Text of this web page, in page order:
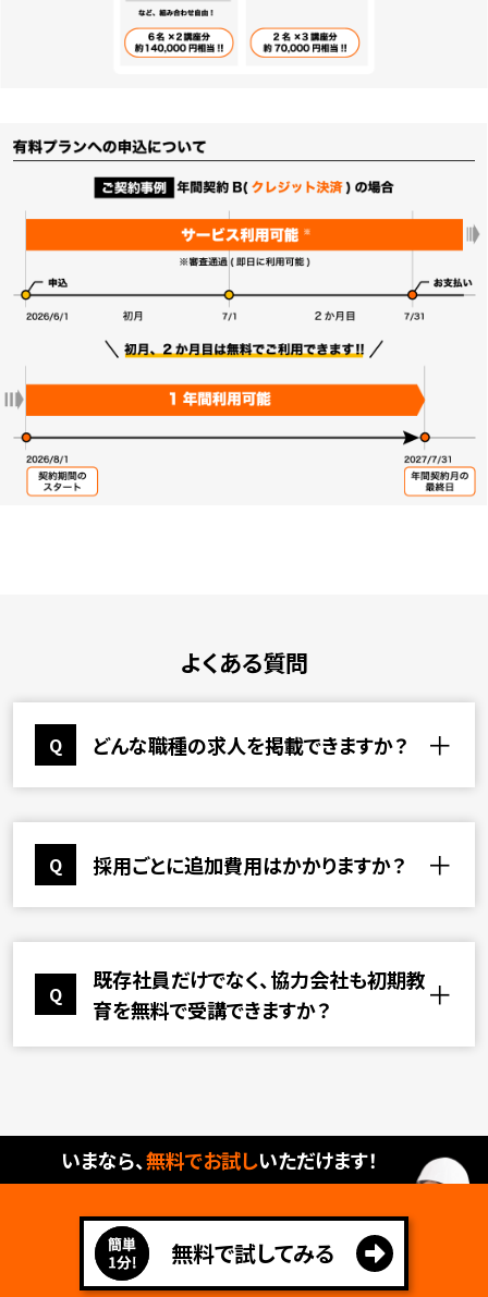
よくある質問
Q どんな職種の求人を掲載できますか？
A
職人・建設現場に特化した職種を幅広く掲載
<職種一覧>
鳶（とび）・土工・コンクリート工事
外装工事
鉄筋工事
土木
塗装工事
防水工事
内装仕上工事
Q 採用ごとに追加費用はかかりますか？
A
いいえ、何名採用されても追加費用はござい
ません。
Q
既存社員だけでなく、協力会社も初期教
育を無料で受講できますか？
ざいます
いまなら、無料でお試しいただけます！​
無料で試してみる